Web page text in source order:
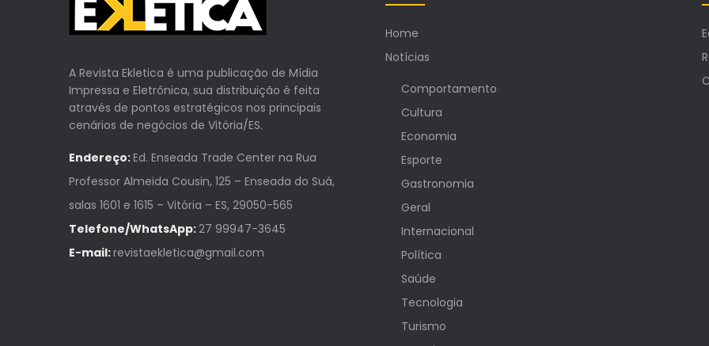
A Revista Ekletica é uma publicação de Mídia
Impressa e Eletrônica, sua distribuição é feita
através de pontos estratégicos nos principais
cenários de negócios de Vitória/ES.
Endereço:Ed. Enseada Trade Center na Rua
Professor Almeida Cousin, 125 – Enseada do Suá,
salas 1601 e 1615 – Vitória – ES, 29050-565
Telefone/WhatsApp:27 99947-3645
E-mail:revistaekletica@gmail.com
Home
Notícias
Comportamento
Cultura
Economia
Esporte
Gastronomia
Geral
Internacional
Política
Saúde
Tecnologia
Turismo